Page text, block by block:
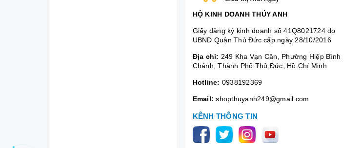
HỘ KINH DOANH THÚY ANH
Giấy đăng ký kinh doanh số 41Q8021724 do
UBND Quận Thủ Đức cấp ngày 28/10/2016
Địa chỉ: 249 Kha Vạn Cân, Phường Hiệp Bình
Chánh, Thành Phố Thủ Đức, Hồ Chí Minh
Hotline: 0938192369
Email: shopthuyanh249@gmail.com
KÊNH THÔNG TIN